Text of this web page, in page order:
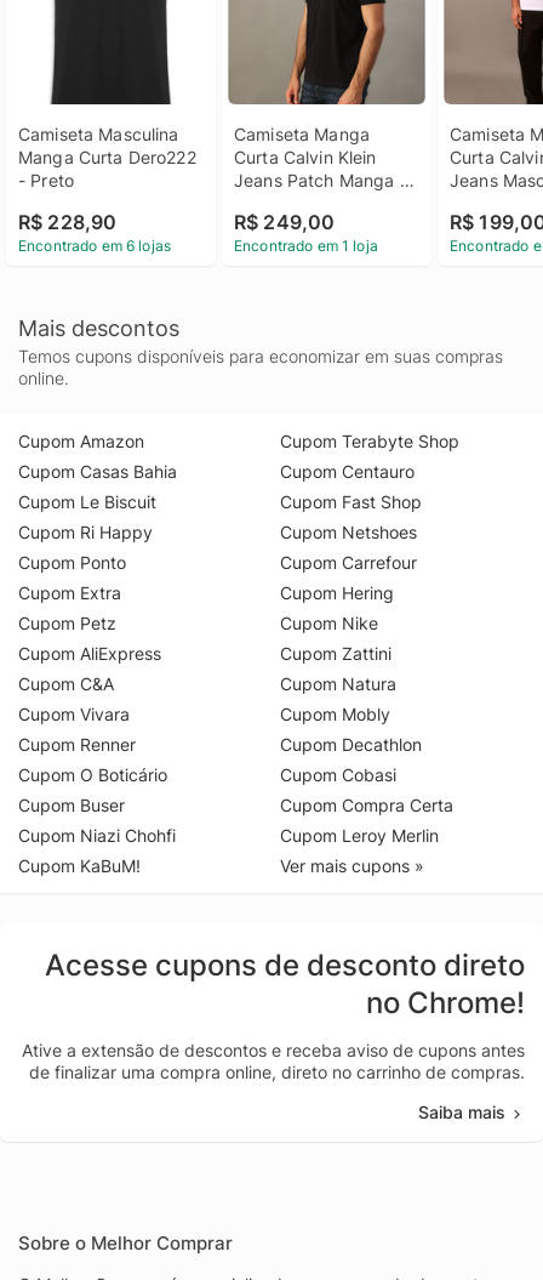
Camiseta Masculina
Manga Curta Dero222
- Preto
R$ 228,90
Encontrado em 6 lojas
Camiseta Manga
Curta Calvin Klein
Jeans Patch Manga -
Manga Curta Calvin
Klein Jeans Patch
R$ 249,00
Encontrado em 1 loja
Camiseta
Curta
Jeans
Branco
Manga
R$
Encontrado
Mais descontos
Temos cupons disponíveis para economizar em suas compras
online.
Cupom Amazon
Cupom Casas Bahia
Cupom Le Biscuit
Cupom Ri Happy
Cupom Ponto
Cupom Extra
Cupom Petz
Cupom AliExpress
Cupom C&A
Cupom Vivara
Cupom Renner
Cupom O Boticário
Cupom Buser
Cupom Niazi Chohfi
Cupom KaBuM!
Cupom Terabyte Shop
Cupom Centauro
Cupom Fast Shop
Cupom Netshoes
Cupom Carrefour
Cupom Hering
Cupom Nike
Cupom Zattini
Cupom Natura
Cupom Mobly
Cupom Decathlon
Cupom Cobasi
Cupom Compra Certa
Cupom Leroy Merlin
Ver mais cupons »
Acesse cupons de desconto direto
no Chrome!
Ative a extensão de descontos e receba aviso de cupons antes
de finalizar uma compra online, direto no carrinho de compras.
Saiba mais
Sobre o Melhor Comprar